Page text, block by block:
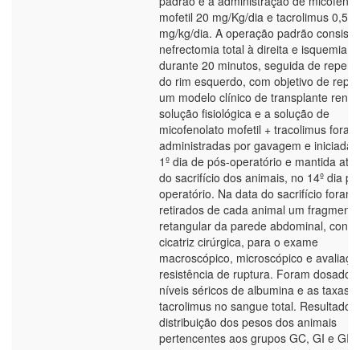
mofetil 20 mg/Kg/dia e tacrolimus 0,5
mg/kg/dia. A operação padrão
nefrectomia total à direita e isquemia
durante 20 minutos, seguida de
do rim esquerdo, com objetivo de
um modelo clínico de transplante
solução fisiológica e a solução de
micofenolato mofetil + tracolimus foram
administradas por gavagem e
1º dia de pós-operatório e mantida até
do sacrifício dos animais, no 14º dia
operatório. Na data do sacrifício foram
retirados de cada animal um fragmento
retangular da parede abdominal,
cicatriz cirúrgica, para o exame
macroscópico, microscópico e
resistência de ruptura. Foram dosados
níveis séricos de albumina e as taxas
tacrolimus no sangue total.
distribuição dos pesos dos animais
pertencentes aos grupos GC, GI e GII